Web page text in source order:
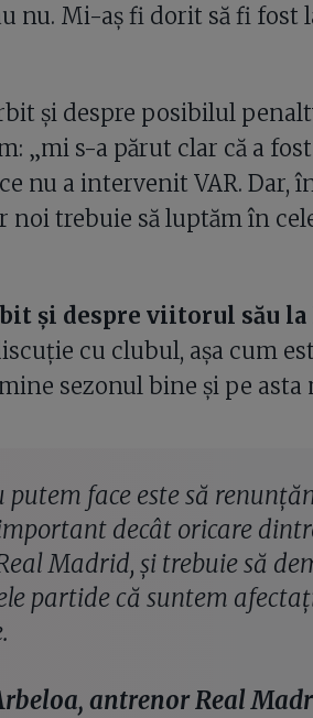
nu. Mi-aș fi dorit să fi fost
și despre posibilul
„mi s-a părut clar că a
nu a intervenit VAR. Dar,
noi trebuie să luptăm în
și despre viitorul său la
cu clubul, așa cum
sezonul bine și pe asta
putem face este să
decât oricare
Madrid, și trebuie să
partide că suntem
antrenor Real